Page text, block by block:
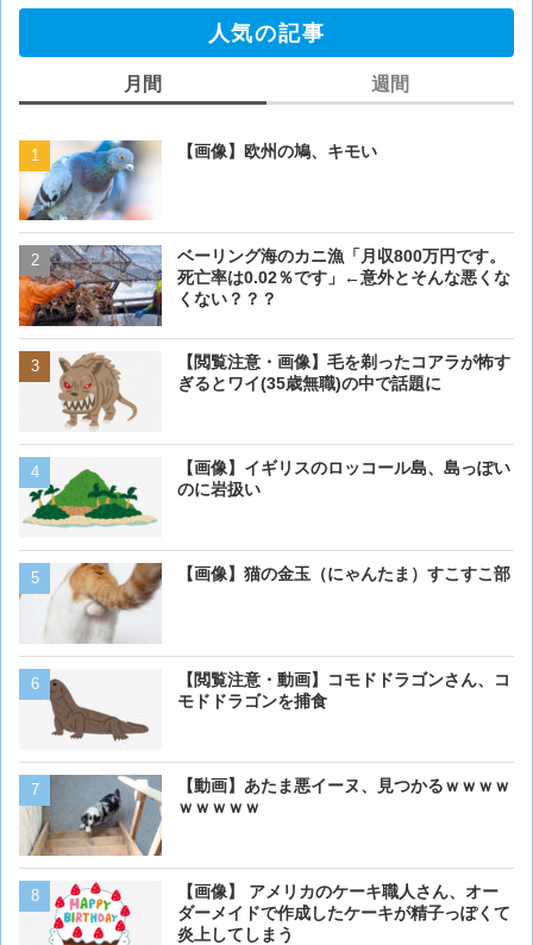
人気の記事
月間
【画像】欧州の鳩、キモい
ベーリング海のカニ漁「月収800万円です。
死亡率は0.02％です」←意外とそんな悪くな
くない？？？
【閲覧注意・画像】毛を剃ったコアラが怖す
ぎるとワイ(35歳無職)の中で話題に
【画像】イギリスのロッコール島、島っぽい
のに岩扱い
【画像】猫の金玉（にゃんたま）すこすこ部
【閲覧注意・動画】コモドドラゴンさん、コ
モドドラゴンを捕食
【動画】あたま悪イーヌ、見つかるｗｗｗｗ
ｗｗｗｗｗ
【画像】 アメリカのケーキ職人さん、オー
ダーメイドで作成したケーキが精子っぽくて
炎上してしまう
週間
【画像】欧州の鳩、キモい
【閲覧注意・画像】毛を剃
ぎるとワイ(35歳無職)の中
【画像大量！】イッヌさん
も上手い
【画像】 アメリカのケー
【動画】男性、ロバにちょ
【動画】虎さん、飼い慣
を失う
【画像】イッヌさん、アホ
犬って普段何考えてるの？